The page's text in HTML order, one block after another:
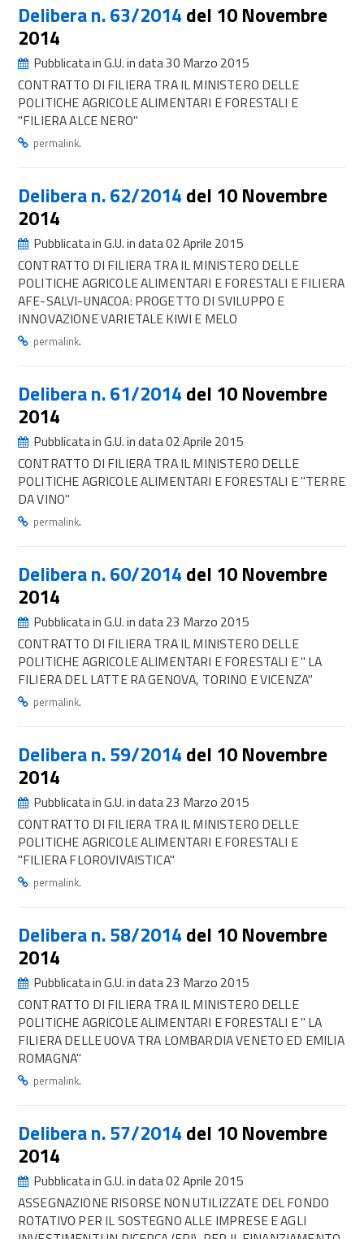
Delibera n. 63/2014 del 10 Novembre
2014
Pubblicata in G.U. in data 30 Marzo 2015
CONTRATTO DI FILIERA TRA IL MINISTERO DELLE
POLITICHE AGRICOLE ALIMENTARI E FORESTALI E
"FILIERA ALCE NERO"
permalink.
Delibera n. 62/2014 del 10 Novembre
2014
Pubblicata in G.U. in data 02 Aprile 2015
CONTRATTO DI FILIERA TRA IL MINISTERO DELLE
POLITICHE AGRICOLE ALIMENTARI E FORESTALI E FILIERA
AFE-SALVI-UNACOA: PROGETTO DI SVILUPPO E
INNOVAZIONE VARIETALE KIWI E MELO
permalink.
Delibera n. 61/2014 del 10 Novembre
2014
Pubblicata in G.U. in data 02 Aprile 2015
CONTRATTO DI FILIERA TRA IL MINISTERO DELLE
POLITICHE AGRICOLE ALIMENTARI E FORESTALI E "TERRE
DA VINO"
permalink.
Delibera n. 60/2014 del 10 Novembre
2014
Pubblicata in G.U. in data 23 Marzo 2015
CONTRATTO DI FILIERA TRA IL MINISTERO DELLE
POLITICHE AGRICOLE ALIMENTARI E FORESTALI E " LA
FILIERA DEL LATTE RA GENOVA, TORINO E VICENZA"
permalink.
Delibera n. 59/2014 del 10 Novembre
2014
Pubblicata in G.U. in data 23 Marzo 2015
CONTRATTO DI FILIERA TRA IL MINISTERO DELLE
POLITICHE AGRICOLE ALIMENTARI E FORESTALI E
"FILIERA FLOROVIVAISTICA"
permalink.
Delibera n. 58/2014 del 10 Novembre
2014
Pubblicata in G.U. in data 23 Marzo 2015
CONTRATTO DI FILIERA TRA IL MINISTERO DELLE
POLITICHE AGRICOLE ALIMENTARI E FORESTALI E " LA
FILIERA DELLE UOVA TRA LOMBARDIA VENETO ED EMILIA
ROMAGNA"
permalink.
Delibera n. 57/2014 del 10 Novembre
2014
Pubblicata in G.U. in data 02 Aprile 2015
ASSEGNAZIONE RISORSE NON UTILIZZATE DEL FONDO
ROTATIVO PER IL SOSTEGNO ALLE IMPRESE E AGLI